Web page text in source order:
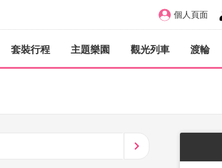
個人頁面
套裝行程 主題樂園 觀光列車 渡輪